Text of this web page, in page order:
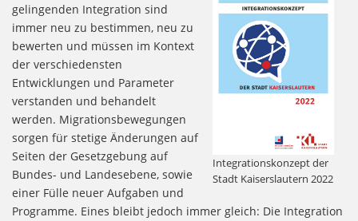
Integrationskonzept der
Stadt Kaiserslautern 2022
gelingenden Integration sind
immer neu zu bestimmen, neu zu
bewerten und müssen im Kontext
der verschiedensten
Entwicklungen und Parameter
verstanden und behandelt
werden. Migrationsbewegungen
sorgen für stetige Änderungen auf
Seiten der Gesetzgebung auf
Bundes- und Landesebene, sowie
einer Fülle neuer Aufgaben und
Programme. Eines bleibt jedoch immer gleich: Die Integration